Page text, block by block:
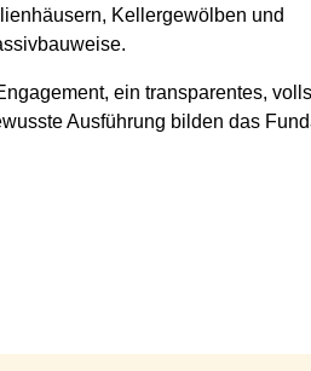
Kellergewölben und
ein transparentes,
Ausführung bilden das